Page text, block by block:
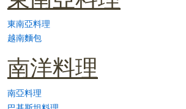
東南亞料理
越南麵包
南洋料理
南亞料理